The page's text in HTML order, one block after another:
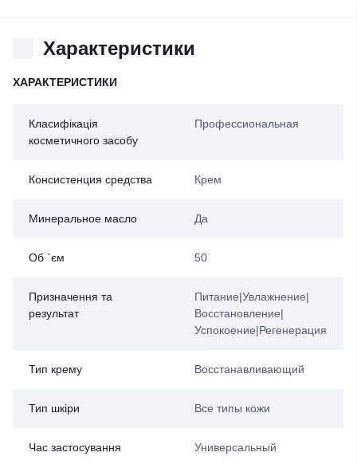
Характеристики
ХАРАКТЕРИСТИКИ
Класифікація
косметичного засобу
Профессиональная
Консистенция средства Крем
Минеральное масло Да
Об `єм 50
Призначення та
результат
Питание|Увлажнение|
Восстановление|
Успокоение|Регенерация
Тип крему Восстанавливающий
Тип шкіри Все типы кожи
Час застосування Универсальный